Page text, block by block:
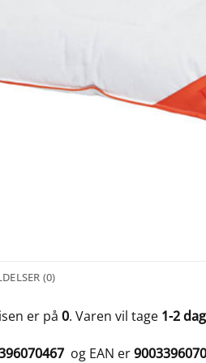
(0)
er på 0. Varen vil tage 1-2
og EAN er